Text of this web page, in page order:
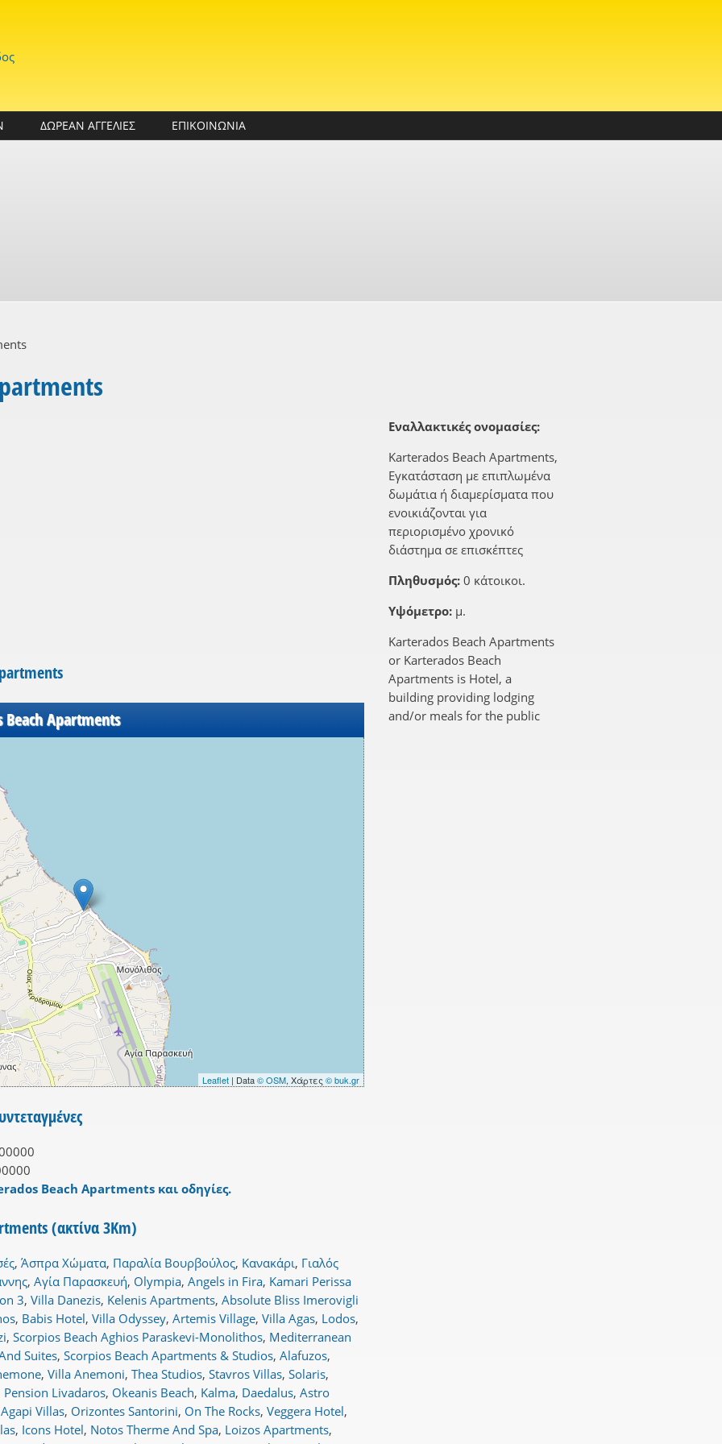
ΔΩΡΕΑΝ ΑΓΓΕΛΙΕΣ ΕΠΙΚΟΙΝΩΝΙΑ
Beach Apartments
Leaflet| Data© OSM, Χάρτες © buk.gr
Beach Apartments και οδηγίες.
(ακτίνα 3Km)
, Άσπρα Χώματα, Παραλία Βουρβούλος, Κανακάρι, Γιαλός
, Αγία Παρασκευή, Olympia, Angels in Fira, Kamari Perissa
3, Villa Danezis, Kelenis Apartments, Absolute Bliss Imerovigli
, Babis Hotel, Villa Odyssey, Artemis Village, Villa Agas, Lodos,
, Scorpios Beach Aghios Paraskevi-Monolithos, Mediterranean
Suites, Scorpios Beach Apartments & Studios, Alafuzos,
, Villa Anemoni, Thea Studios, Stavros Villas, Solaris,
Pension Livadaros, Okeanis Beach, Kalma, Daedalus, Astro
Agapi Villas, Orizontes Santorini, On The Rocks, Veggera Hotel,
, Icons Hotel, Notos Therme And Spa, Loizos Apartments,
Εναλλακτικές ονομασίες:
Karterados Beach Apartments,
Εγκατάσταση με επιπλωμένα
δωμάτια ή διαμερίσματα που
ενοικιάζονται για
περιορισμένο χρονικό
διάστημα σε επισκέπτες
Πληθυσμός: 0 κάτοικοι.
Υψόμετρο: μ.
Karterados Beach Apartments
or Karterados Beach
Apartments is Hotel, a
building providing lodging
and/or meals for the public